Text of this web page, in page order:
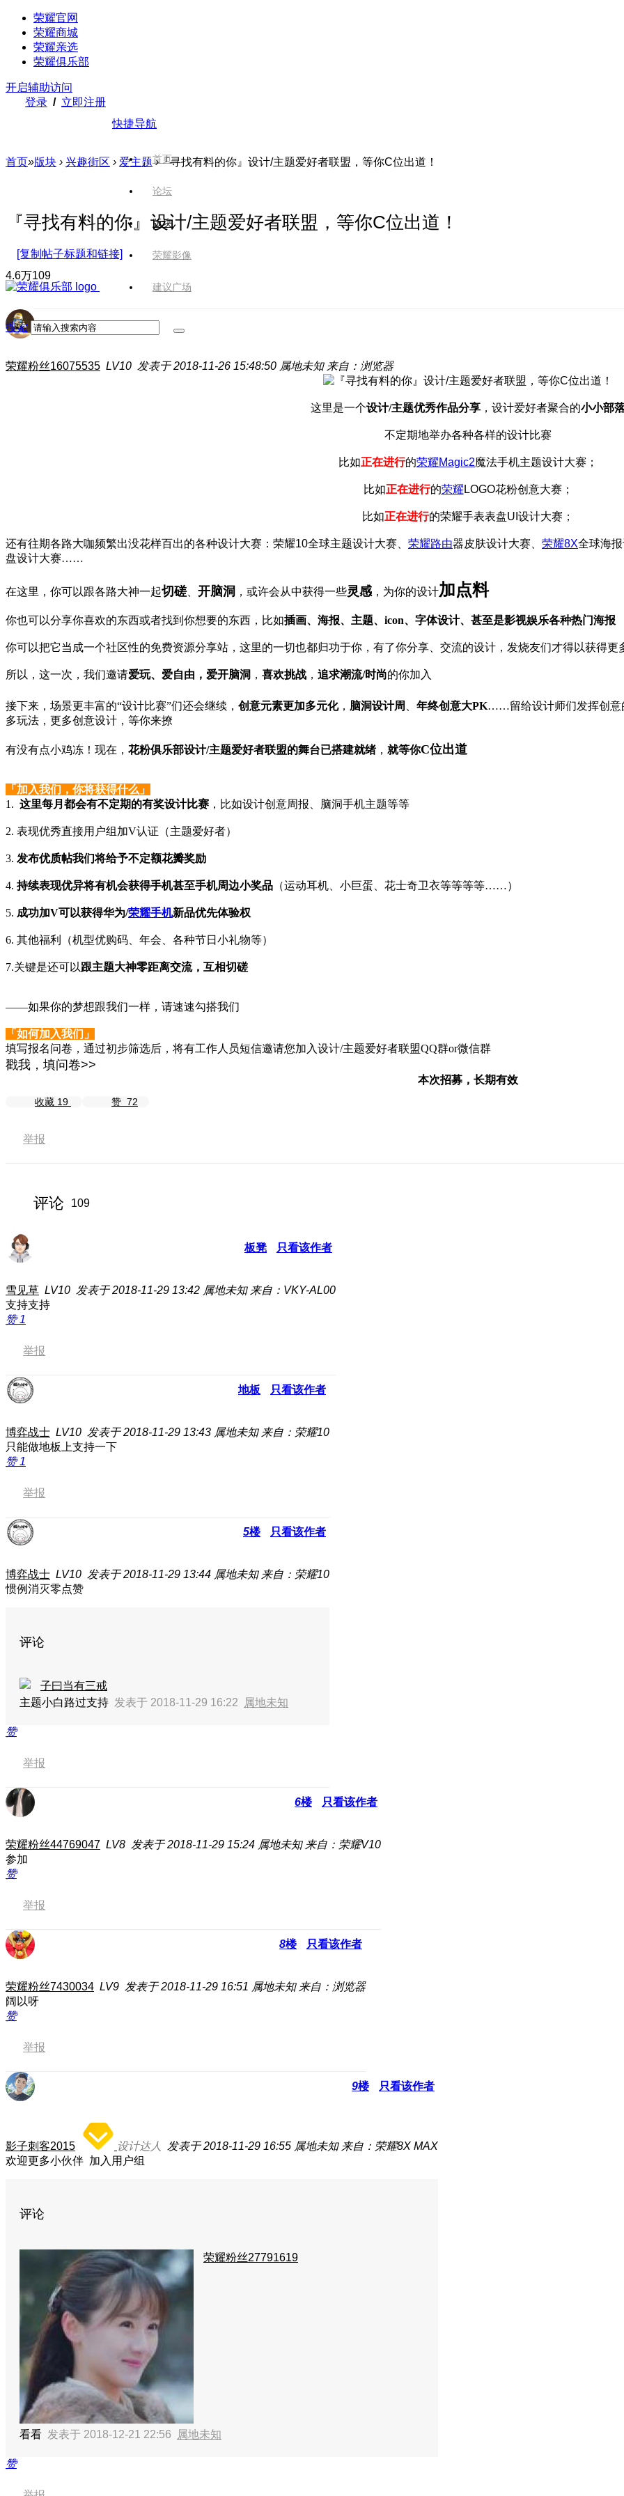
荣耀官网
荣耀商城
荣耀亲选
荣耀俱乐部
开启辅助访问
登录 / 立即注册
快捷导航
首页
论坛
版块
荣耀影像
建议广场
搜索
首页»版块 › 兴趣街区 › 爱主题 ›『寻找有料的你』设计/主题爱好者联盟，等你C位出道！
『寻找有料的你』设计/主题爱好者联盟，等你C位出道！
[复制帖子标题和链接]
4.6万109
荣耀粉丝16075535 LV10 发表于 2018-11-26 15:48:50 属地未知 来自：浏览器
这里是一个设计/主题优秀作品分享 ，设计爱好者聚合的小小部
不定期地举办各种各样的设计比赛
比如正在进行的荣耀Magic2魔法手机主题设计大赛 ；
比如正在进行的荣耀 LOGO花粉创意大赛 ；
比如正在进行的荣耀手表表盘UI设计大赛 ；
还有往期各路大咖频繁出没花样百出的各种设计大赛： 荣耀10全球主题设计大赛 荣耀路由器皮肤设计大赛 荣耀8X全球海
盘设计大赛……
在这里，你可以跟各路大神一起切磋、 开脑洞 ，或许会从中获得一些灵感 ，为你的设计加点料
你也可以分享你喜欢的东西或者找到你想要的东西，比如插画、海报、主题、icon、字体设计、甚至是影视娱乐各种热门海报
你可以把它当成一个社区性的免费资源分享站，这里的一切也都归功于你，有了你分享、交流的设计，发烧友们才得以获得更
所以，这一次，我们邀请爱玩、爱自由，爱开脑洞 ， 喜欢挑战 ， 追求潮流/时尚的你加入
接下来，场景更丰富的“设计比赛”们还会继续， 创意元素更加多元化， 脑洞设计周 年终创意大PK……留给设计师们发挥创意
多玩法，更多创意设计，等你来撩
有没有点小鸡冻！ 现在， 花粉俱乐部设计/主题爱好者联盟的舞台已搭建就绪， 就等你C位出道
「加入我们，你将获得什么」
1. 这里每月都会有不定期的有奖设计比赛 ，比如设计创意周报、脑洞手机主题等等
2. 表现优秀直接用户组加V认证（主题爱好者）
3. 发布优质帖我们将给予不定额花瓣奖励
4. 持续表现优异将有机会获得手机甚至手机周边小奖品 （运动耳机、小巨蛋、花士奇卫衣等等等等……）
5. 成功加V可以获得华为/荣耀手机新品优先体验权
6. 其他福利（机型优购码、年会、各种节日小礼物等）
7.关键是还可以跟主题大神零距离交流，互相切磋
——如果你的梦想跟我们一样，请速速勾搭我们
「如何加入我们」
填写报名问卷，通过初步筛选后，将有工作人员短信邀请您加入设计/主题爱好者联盟QQ群or微信群
戳我，填问卷>>
本次招募，长期有效
收藏 19 赞 72
举报
评论 109
板凳 只看该作者
雪见草 LV10 发表于 2018-11-29 13:42 属地未知 来自：VKY-AL00
支持支持
赞1
举报
地板 只看该作者
博弈战士 LV10 发表于 2018-11-29 13:43 属地未知 来自：荣耀10
只能做地板上支持一下
赞1
举报
5楼 只看该作者
博弈战士 LV10 发表于 2018-11-29 13:44 属地未知 来自：荣耀10
惯例消灭零点赞
评论
子曰当有三戒
主题小白路过支持 发表于 2018-11-29 16:22 属地未知
赞
举报
6楼 只看该作者
荣耀粉丝44769047 LV8 发表于 2018-11-29 15:24 属地未知 来自：荣耀V10
参加
赞
举报
8楼 只看该作者
荣耀粉丝7430034 LV9 发表于 2018-11-29 16:51 属地未知 来自：浏览器
阔以呀
赞
举报
9楼 只看该作者
影子刺客2015 设计达人 发表于 2018-11-29 16:55 属地未知 来自：荣耀8X MAX
欢迎更多小伙伴 加入用户组
评论
荣耀粉丝27791619
看看 发表于 2018-12-21 22:56 属地未知
赞